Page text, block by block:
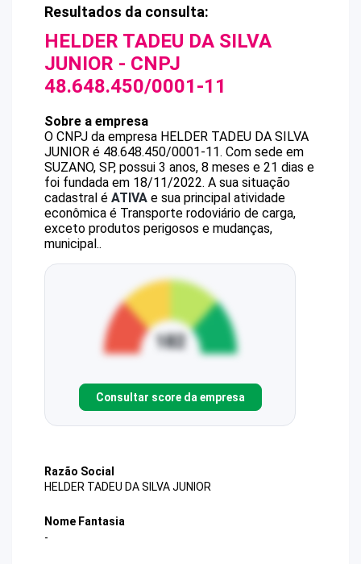
Resultados da consulta:
HELDER TADEU DA SILVA
JUNIOR - CNPJ
48.648.450/0001-11
Sobre a empresa
O CNPJ da empresa HELDER TADEU DA SILVA
JUNIOR é 48.648.450/0001-11. Com sede em
SUZANO, SP, possui 3 anos, 8 meses e 21 dias e
foi fundada em 18/11/2022. A sua situação
cadastral é ATIVA e sua principal atividade
econômica é Transporte rodoviário de carga,
exceto produtos perigosos e mudanças,
municipal..
Consultar score da empresa
Razão Social
HELDER TADEU DA SILVA JUNIOR
Nome Fantasia
-